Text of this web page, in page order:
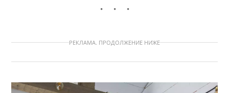
РЕКЛАМА. ПРОДОЛЖЕНИЕ НИЖЕ